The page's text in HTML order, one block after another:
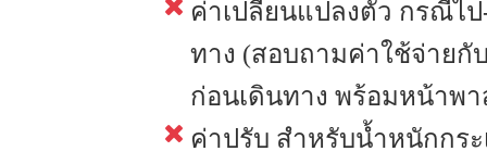
ค่าเปลี่ยนแปลงตั๋ว กรณีไ
ทาง (สอบถามค่าใช้จ่ายกั
ก่อนเดินทาง พร้อมหน้าพ
ค่าปรับ สำหรับน้ำหนักกร